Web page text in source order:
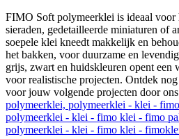
FIMO Soft polymeerklei is ideaal voor
sieraden, gedetailleerde miniaturen of
soepele klei kneedt makkelijk en
het bakken, voor duurzame en
grijs, zwart en huidskleuren opent een
voor realistische projecten. Ontdek
voor jouw volgende projecten door
polymeerklei, polymeerklei - klei -
polymeerklei - klei - fimo klei - fimo
polymeerklei - klei - fimo klei -